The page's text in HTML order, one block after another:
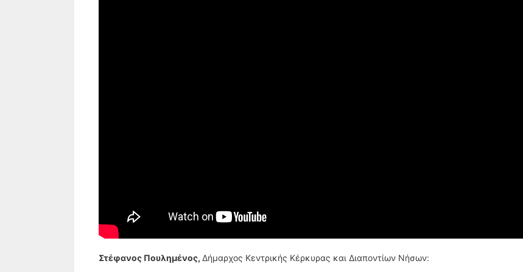
Στέφανος Πουλημένος, Δήμαρχος Κεντρικής Κέρκυρας και Διαποντίων Νήσων: